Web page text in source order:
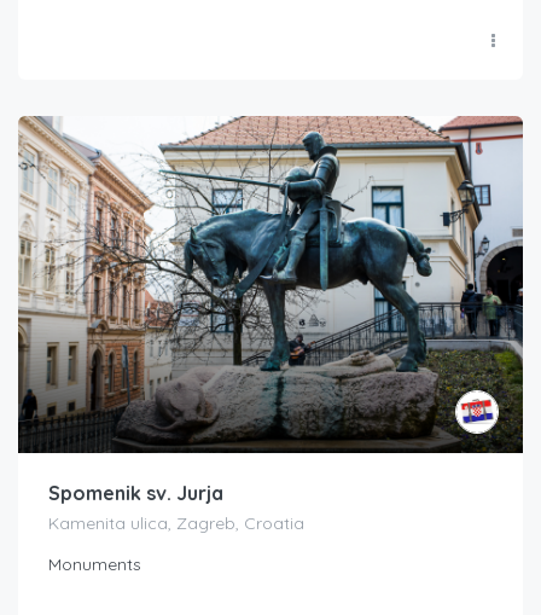
Spomenik sv. Jurja
Kamenita ulica, Zagreb, Croatia
Monuments